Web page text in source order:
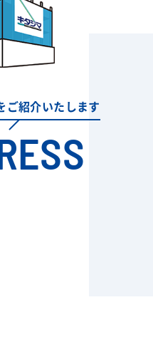
ご紹介いたします